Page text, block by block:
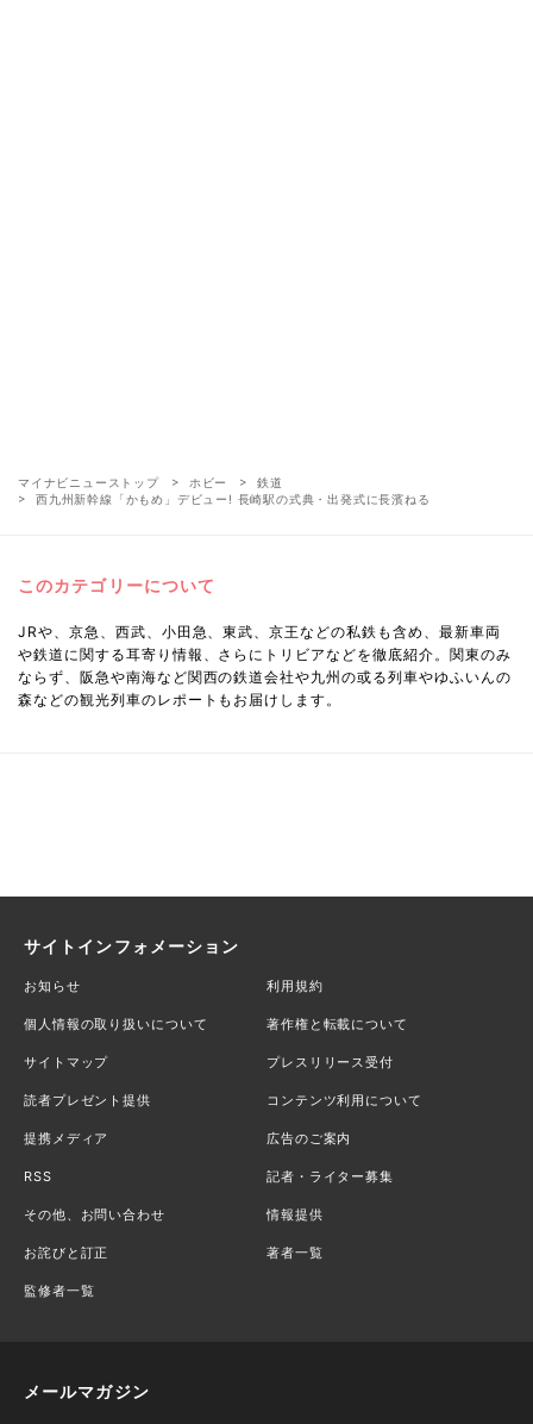
マイナビニューストップ ホビー
鉄道
西九州新幹線「かもめ」デビュー! 長崎駅の式典・出発式に長濱ねる
このカテゴリーについて
JRや、京急、西武、小田急、東武、京王などの私鉄も含め、最新車両
や鉄道に関する耳寄り情報、さらにトリビアなどを徹底紹介。関東のみ
ならず、阪急や南海など関西の鉄道会社や九州の或る列車やゆふいんの
森などの観光列車のレポートもお届けします。
サイトインフォメーション
お知らせ 利用規約
個人情報の取り扱いについて 著作権と転載について
サイトマップ プレスリリース受付
読者プレゼント提供 コンテンツ利用について
提携メディア 広告のご案内
RSS 記者・ライター募集
その他、お問い合わせ 情報提供
お詫びと訂正 著者一覧
監修者一覧
メールマガジン